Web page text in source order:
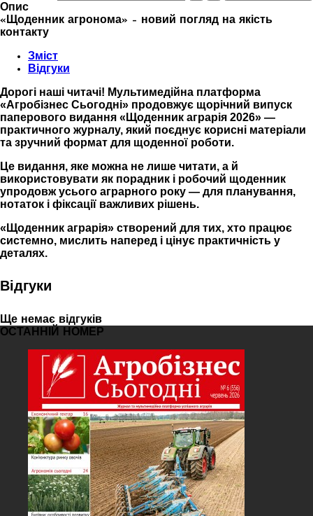
Опис
«Щоденник агронома» – новий погляд на якість
контакту
Зміст
Відгуки
Дорогі наші читачі! Мультимедійна платформа
«Агробізнес Сьогодні» продовжує щорічний випуск
паперового видання «Щоденник аграрія 2026» —
практичного журналу, який поєднує корисні матеріали
та зручний формат для щоденної роботи.
Це видання, яке можна не лише читати, а й
використовувати як порадник і робочий щоденник
упродовж усього аграрного року — для планування,
нотаток і фіксації важливих рішень.
«Щоденник аграрія» створений для тих, хто працює
системно, мислить наперед і цінує практичність у
деталях.
Відгуки
Ще немає відгуків
ОСТАННІЙ НОМЕР